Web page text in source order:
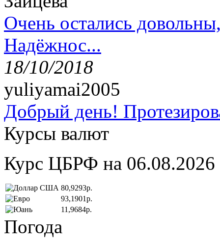
Очень остались
Надёжнос...
18/10/2018
yuliyamai2005
Добрый день!
Курсы валют
Курс ЦБРФ на 06.08.2026
80,9293р.
93,1901р.
11,9684р.
Погода